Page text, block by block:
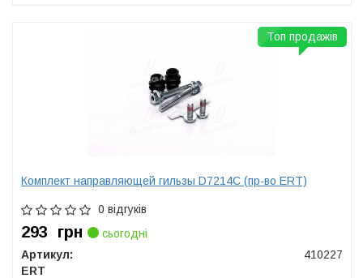
Комплект направляющей гильзы D7214C (пр-во ERT)
0 відгуків
293 грн
сьогодні
Артикул:
410227
ERT
Топ продажів